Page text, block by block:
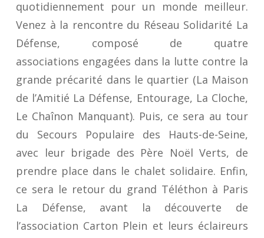
quotidiennement pour un monde meilleur.
Venez à la rencontre du Réseau Solidarité La
Défense, composé de quatre
associations engagées dans la lutte contre la
grande précarité dans le quartier (La Maison
de l’Amitié La Défense, Entourage, La Cloche,
Le Chaînon Manquant). Puis, ce sera au tour
du Secours Populaire des Hauts-de-Seine,
avec leur brigade des Père Noël Verts, de
prendre place dans le chalet solidaire. Enfin,
ce sera le retour du grand Téléthon à Paris
La Défense, avant la découverte de
l’association Carton Plein et leurs éclaireurs